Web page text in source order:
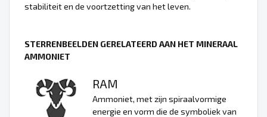
stabiliteit en de voortzetting van het leven.
STERRENBEELDEN GERELATEERD AAN HET MINERAAL
AMMONIET
RAM
Ammoniet, met zijn spiraalvormige
energie en vorm die de symboliek van